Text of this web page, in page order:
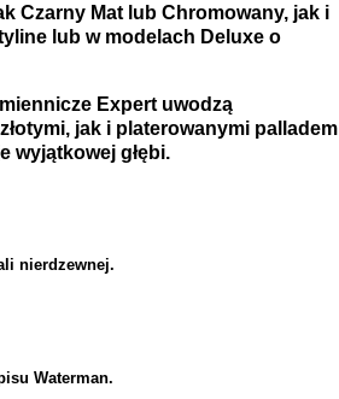
Czarny Mat lub Chromowany, jak i
lub w modelach Deluxe o
Expert uwodzą
jak i platerowanymi palladem
wyjątkowej głębi.
nierdzewnej.
Waterman.